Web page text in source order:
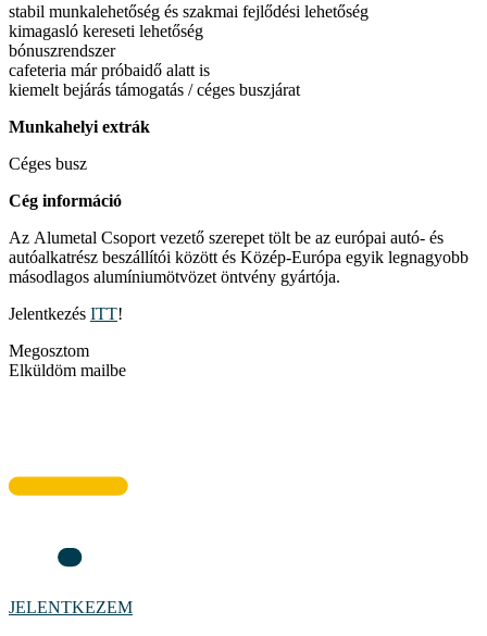
stabil munkalehetőség és szakmai fejlődési lehetőség
kimagasló kereseti lehetőség
bónuszrendszer
cafeteria már próbaidő alatt is
kiemelt bejárás támogatás / céges buszjárat
Munkahelyi extrák
Céges busz
Cég információ
Az Alumetal Csoport vezető szerepet tölt be az európai autó- és
autóalkatrész beszállítói között és Közép-Európa egyik legnagyobb
másodlagos alumíniumötvözet öntvény gyártója.
Jelentkezés ITT!
Megosztom
Elküldöm mailbe
JELENTKEZEM